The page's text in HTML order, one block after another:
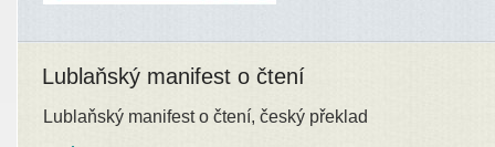
Lublaňský manifest o čtení
Lublaňský manifest o čtení, český překlad